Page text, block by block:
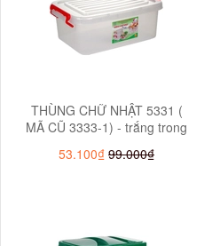
THÙNG CHỮ NHẬT 5331 (
MÃ CŨ 3333-1) - trắng trong
53.100₫ 99.000₫